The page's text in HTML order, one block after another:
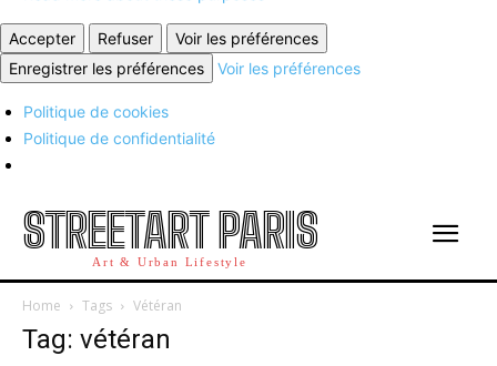
Accepter Refuser
Voir les préférences
Enregistrer les préférences
Voir les préférences
Politique de cookies
Politique de confidentialité
STREETART PARIS
Art & Urban Lifestyle
Home Tags Vétéran
Tag: vétéran